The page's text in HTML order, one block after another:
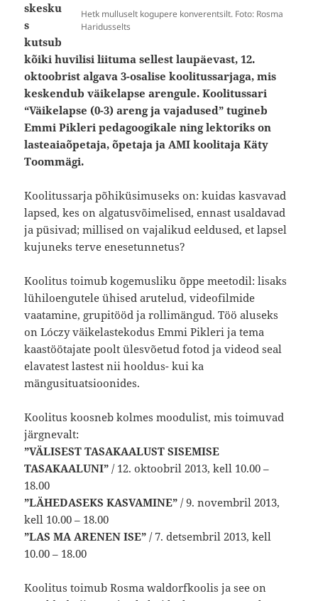
Hetk mulluselt kogupere konverentsilt. Foto: Rosma
Haridusselts
skesku
s
kutsub
kõiki huvilisi liituma sellest laupäevast, 12.
oktoobrist algava 3-osalise koolitussarjaga, mis
keskendub väikelapse arengule. Koolitussari
“Väikelapse (0-3) areng ja vajadused” tugineb
Emmi Pikleri pedagoogikale ning lektoriks on
lasteaiaõpetaja, õpetaja ja AMI koolitaja Käty
Toommägi.
Koolitussarja põhiküsimuseks on: kuidas kasvavad
lapsed, kes on algatusvõimelised, ennast usaldavad
ja püsivad; millised on vajalikud eeldused, et lapsel
kujuneks terve enesetunnetus?
Koolitus toimub kogemusliku õppe meetodil: lisaks
lühiloengutele ühised arutelud, videofilmide
vaatamine, grupitööd ja rollimängud. Töö aluseks
on Lóczy väikelastekodus Emmi Pikleri ja tema
kaastöötajate poolt ülesvõetud fotod ja videod seal
elavatest lastest nii hooldus- kui ka
mängusituatsioonides.
Koolitus koosneb kolmes moodulist, mis toimuvad
järgnevalt:
”VÄLISEST TASAKAALUST SISEMISE
TASAKAALUNI” / 12. oktoobril 2013, kell 10.00 –
18.00
”LÄHEDASEKS KASVAMINE” / 9. novembril 2013,
kell 10.00 – 18.00
”LAS MA ARENEN ISE” / 7. detsembril 2013, kell
10.00 – 18.00
Koolitus toimub Rosma waldorfkoolis ja see on